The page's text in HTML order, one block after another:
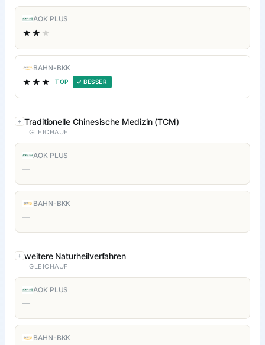
AOK PLUS
★★ ★
BAHN-BKK
★★★ TOP ✓ BESSER
Traditionelle Chinesische Medizin (TCM)
GLEICHAUF
AOK PLUS
—
BAHN-BKK
—
weitere Naturheilverfahren
GLEICHAUF
AOK PLUS
—
BAHN-BKK